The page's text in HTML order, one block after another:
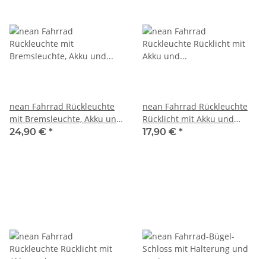
nean Fahrrad Rückleuchte
mit Bremsleuchte, Akku und
StVZO-Zulassung 6 Candela
24,90 € *
nean Fahrrad Rückleuchte
Rücklicht mit Akku und
StVZO-Zulassung 5 Candela
17,90 € *